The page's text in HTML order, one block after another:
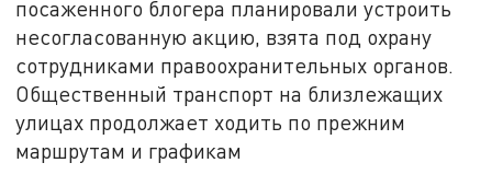
посаженного блогера планировали устроить
несогласованную акцию, взята под охрану
сотрудниками правоохранительных органов.
Общественный транспорт на близлежащих
улицах продолжает ходить по прежним
маршрутам и графикам